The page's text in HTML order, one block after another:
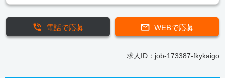
WEBで応募
電話で応募
求人ID：job-173387-fkykaigo